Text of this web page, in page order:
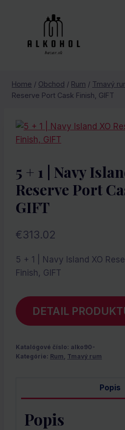
Home / Obchod / Rum / Tmavý
Reserve Port Cask Finish, GIFT
5 + 1 | Navy
Reserve Port
GIFT
€313.02
5 + 1 | Navy Island XO
Finish, GIFT
DETAIL
Katalógové číslo: alko90-
Kategórie: Rum, Tmavý rum
Popis
Popis